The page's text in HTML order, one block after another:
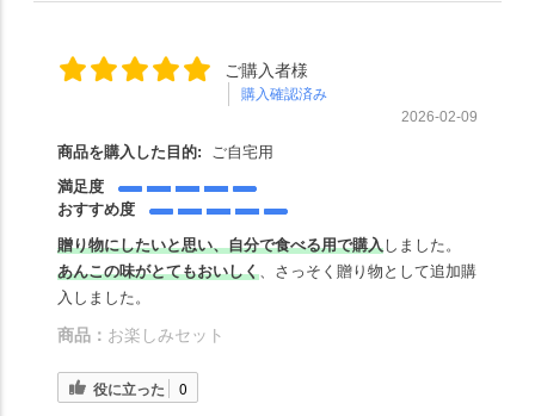
ご購入者様
購入確認済み
2026-02-09
商品を購入した目的:
ご自宅用
満足度
おすすめ度
贈り物にしたいと思い、自分で食べる用で購入しました。
あんこの味がとてもおいしく 、さっそく贈り物として追加購
入しました。
商品： お楽しみセット
役に立った 0